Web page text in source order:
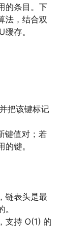
的条目。下
法，结合双
存。
把该键标记
键值对；若
键。
链表头是最
支持 O(1) 的